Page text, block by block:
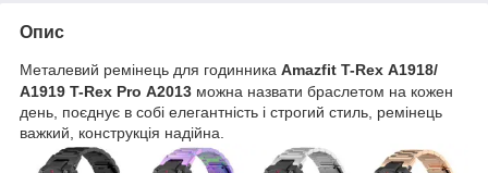
Опис
Металевий ремінець для годинника Amazfit T-Rex А1918/
А1919 T-Rex Pro А2013 можна назвати браслетом на кожен
день, поєднує в собі елегантність і строгий стиль, ремінець
важкий, конструкція надійна.